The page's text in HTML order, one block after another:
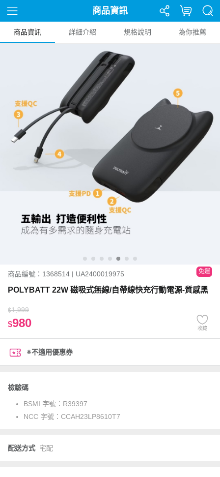
商品資訊
商品資訊 詳細介紹 規格說明 為你推薦
商品編號：1368514 | UA2400019975 免運
POLYBATT 22W 磁吸式無線/自帶線快充行動電源-質感黑
$1,999
$980 收藏
※不適用優惠券
檢驗碼
BSMI 字號： R39397
NCC 字號： CCAH23LP8610T7
配送方式 宅配